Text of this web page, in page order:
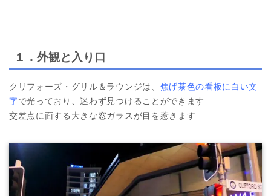
１．外観と入り口
クリフォーズ・グリル＆ラウンジは、 焦げ茶色の看板に白い文
字で光っており、迷わず見つけることができます
交差点に面する大きな窓ガラスが目を惹きます